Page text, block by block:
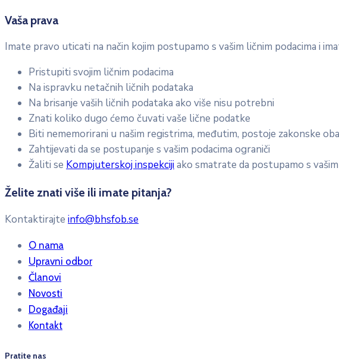
Vaša prava
Imate pravo uticati na način kojim postupamo s vašim ličnim podacima i
Pristupiti svojim ličnim podacima
Na ispravku netačnih ličnih podataka
Na brisanje vaših ličnih podataka ako više nisu potrebni
Znati koliko dugo ćemo čuvati vaše lične podatke
Biti nememorirani u našim registrima, međutim, postoje zakonske
Zahtijevati da se postupanje s vašim podacima ograniči
Žaliti se Kompjuterskoj inspekcijiako smatrate da postupamo s
Želite znati više ili imate pitanja?
Kontaktirajte info@bhsfob.se
O nama
Upravni odbor
Članovi
Novosti
Događaji
Kontakt
Pratite nas